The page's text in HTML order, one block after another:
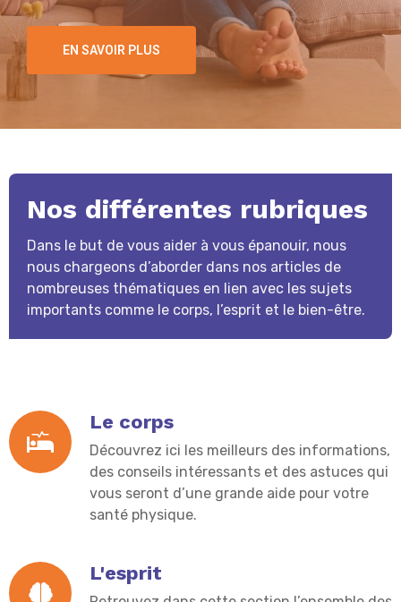
EN SAVOIR PLUS
Nos différentes rubriques
Dans le but de vous aider à vous épanouir, nous
nous chargeons d’aborder dans nos articles de
nombreuses thématiques en lien avec les sujets
importants comme le corps, l’esprit et le bien-être.
Le corps
Découvrez ici les meilleurs des informations,
des conseils intéressants et des astuces qui
vous seront d’une grande aide pour votre
santé physique.
L'esprit